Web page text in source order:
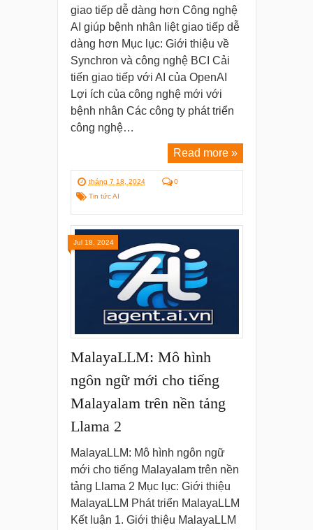
giao tiếp dễ dàng hơn Công nghệ
AI giúp bệnh nhân liệt giao tiếp dễ
dàng hơn Mục lục: Giới thiệu về
Synchron và công nghệ BCI Cải
tiến giao tiếp với AI của OpenAI
Lợi ích của công nghệ mới với
bệnh nhân Các công ty phát triển
công nghệ…
Read more »
tháng 7 18, 2024
0
Tin tức AI
MalayaLLM: Mô hình
ngôn ngữ mới cho tiếng
Malayalam trên nền tảng
Llama 2
MalayaLLM: Mô hình ngôn ngữ
mới cho tiếng Malayalam trên nền
tảng Llama 2 Mục lục: Giới thiệu
MalayaLLM Phát triển MalayaLLM
Kết luận 1. Giới thiệu MalayaLLM
Jul 18, 2024